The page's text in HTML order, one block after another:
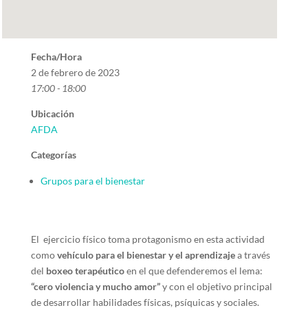
Fecha/Hora
2 de febrero de 2023
17:00 - 18:00
Ubicación
AFDA
Categorías
Grupos para el bienestar
El ejercicio físico toma protagonismo en esta actividad
comovehículo para el bienestar y el aprendizajea través
del boxeo terapéuticoen el que defenderemos el lema:
“cero violencia y mucho amor”y con el objetivo principal
de desarrollar habilidades físicas, psíquicas y sociales.